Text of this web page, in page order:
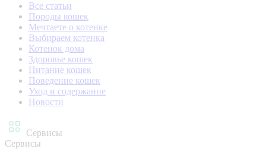
Все статьи
Породы кошек
Мечтаете о котенке
Выбираем котенка
Котенок дома
Здоровье кошек
Питание кошек
Поведение кошек
Уход и содержание
Новости
Сервисы
Сервисы